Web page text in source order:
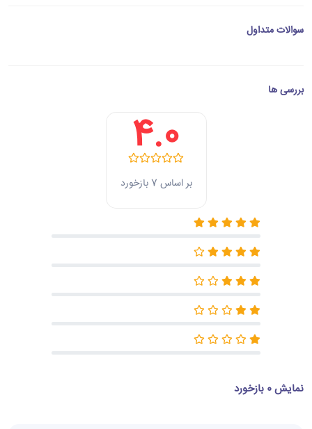
سوالات متداول
بررسی ها
4.0
بر اساس 7 بازخورد
نمایش 0 بازخورد